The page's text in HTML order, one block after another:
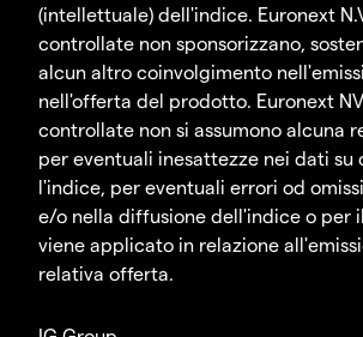
(intellettuale) dell'indice. Euronext
controllate non sponsorizzano,
alcun altro coinvolgimento
nell'offerta del prodotto. Euronext
controllate non si assumono alcuna
per eventuali inesattezze nei dati su
l'indice, per eventuali errori od
e/o nella diffusione dell'indice o per
viene applicato in relazione
relativa offerta.